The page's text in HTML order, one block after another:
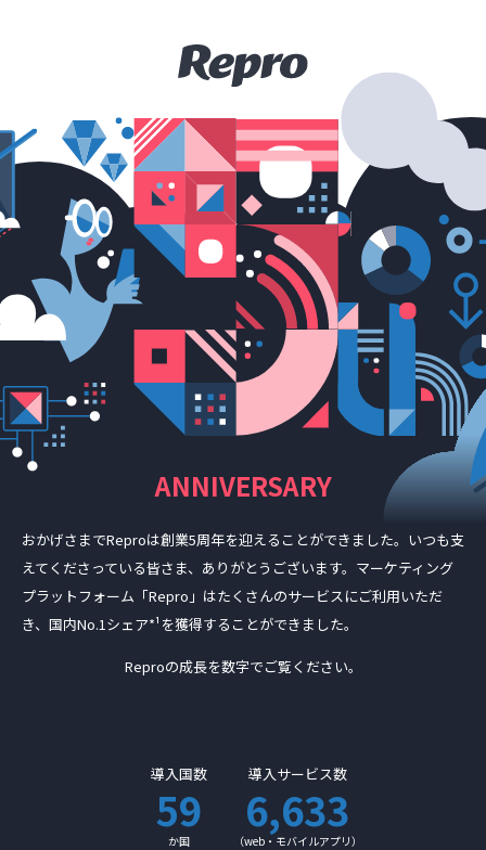
ANNIVERSARY
おかげさまでReproは創業5周年を迎えることができました。 いつも支
えてくださっている皆さま、ありがとうございます。 マーケティング
プラットフォーム「Repro」はたくさんのサービスにご利用いただ
き、 国内No.1シェア*¹を獲得することができました。
Reproの成長を数字でご覧ください。
導入国数
59
か国
導入サービス数
6,633
（web・モバイルアプリ）